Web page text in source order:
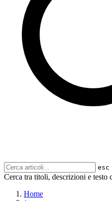
esc
Cerca tra titoli, descrizioni e testo
Home